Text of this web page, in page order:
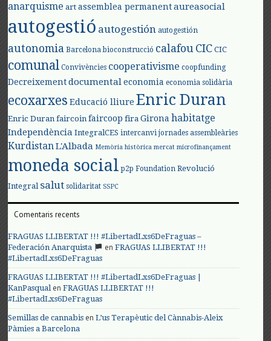
anarquisme art assemblea permanent aureasocial
autogestió autogestión autogestión
autonomia Barcelona bioconstrucció calafouCIC CIC
comunal Convivències cooperativisme coopfunding
Decreixement documental economia economia solidària
ecoxarxes Educació lliure Enric Duran
Enric Duran faircoin faircoop fira Girona habitatge
Independència IntegralCES intercanvi jornades assembleàries
KurdistanL'Albada Memòria històrica mercat microfinançament
moneda social p2p Foundation Revolució
Integral salut solidaritat SSPC
Comentaris recents
FRAGUAS LLIBERTAT !!! #LibertadLxs6DeFraguas –
Federación Anarquista
enFRAGUAS LLIBERTAT !!!
#LibertadLxs6DeFraguas
FRAGUAS LLIBERTAT !!! #LibertadLxs6DeFraguas |
KanPasqualenFRAGUAS LLIBERTAT !!!
#LibertadLxs6DeFraguas
Semillas de cannabis enL’us Terapèutic del Cànnabis-Aleix
Pàmies a Barcelona